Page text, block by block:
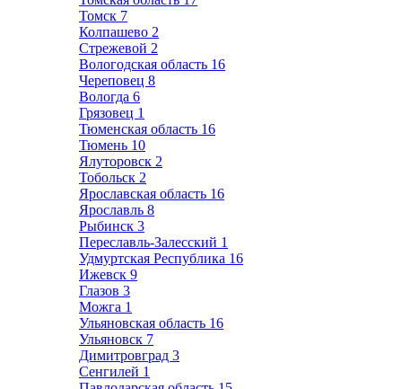
Томск 7
Колпашево 2
Стрежевой 2
Вологодская область 16
Череповец 8
Вологда 6
Грязовец 1
Тюменская область 16
Тюмень 10
Ялуторовск 2
Тобольск 2
Ярославская область 16
Ярославль 8
Рыбинск 3
Переславль-Залесский 1
Удмуртская Республика 16
Ижевск 9
Глазов 3
Можга 1
Ульяновская область 16
Ульяновск 7
Димитровград 3
Сенгилей 1